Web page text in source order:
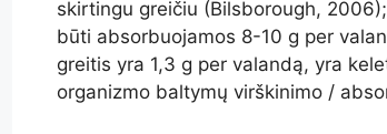
skirtingu greičiu (Bilsborough,
būti absorbuojamos 8-10 g per
greitis yra 1,3 g per valandą, yra
organizmo baltymų virškinimo /